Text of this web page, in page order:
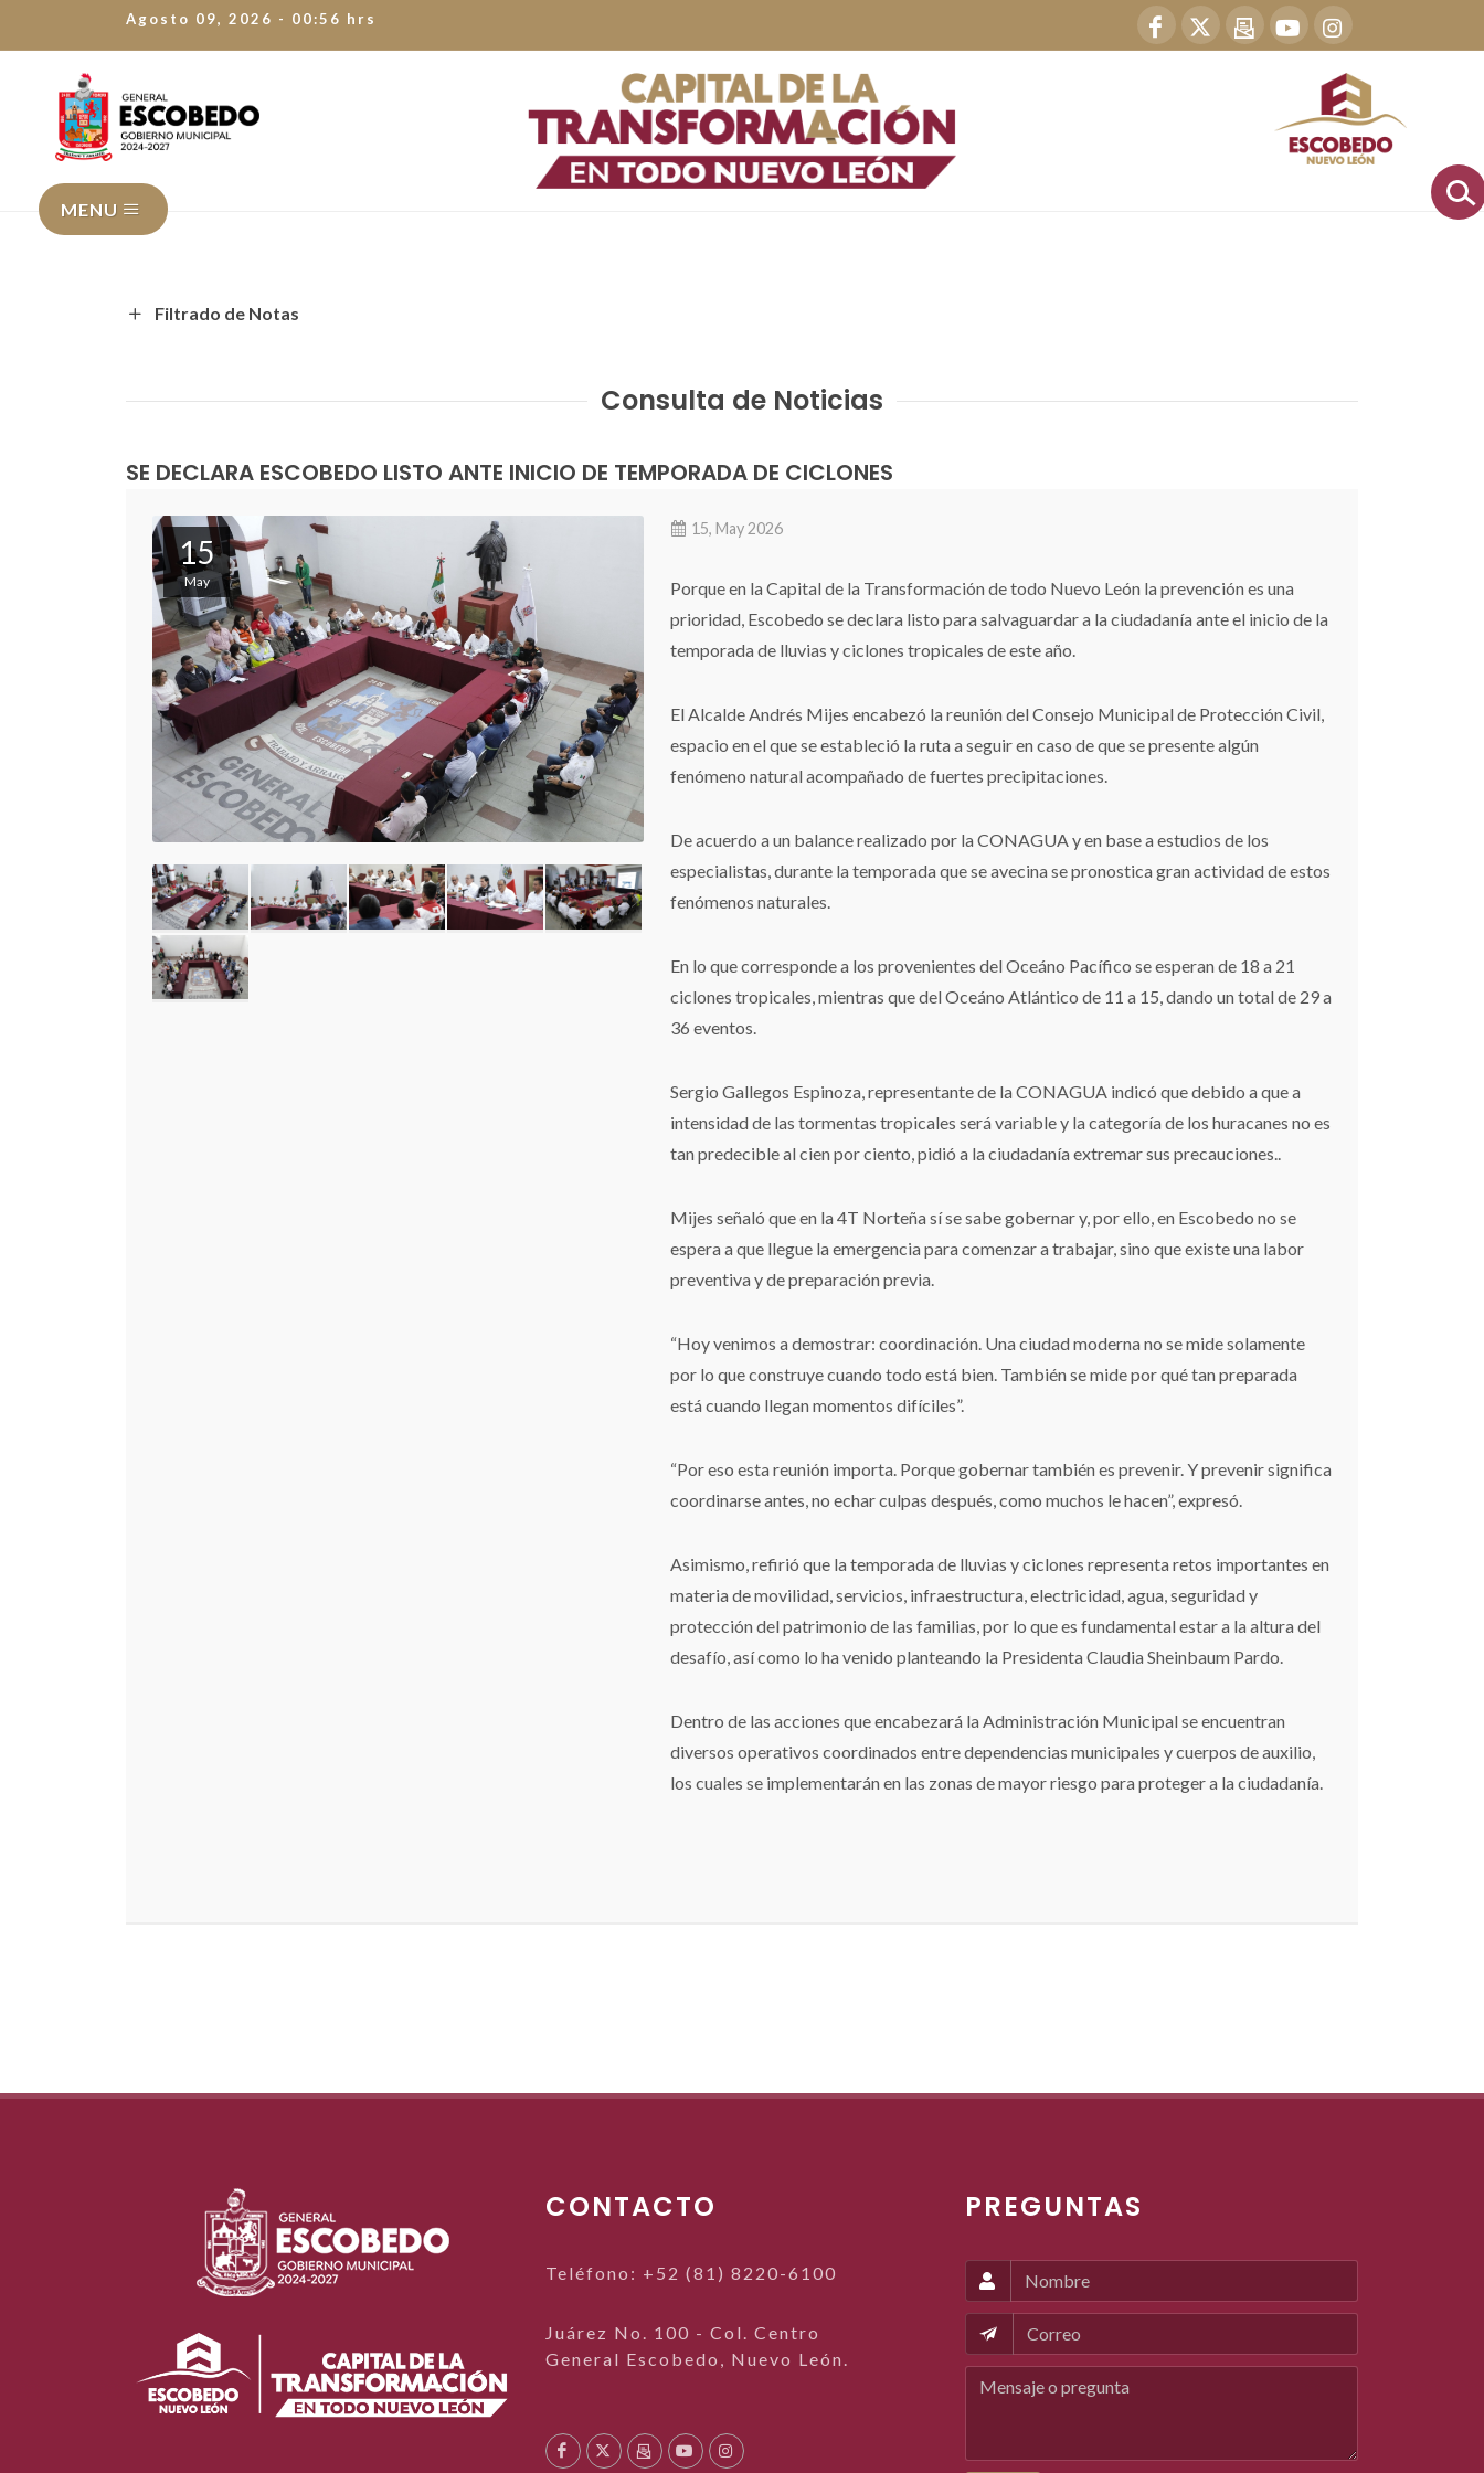
Agosto 09, 2026 - 00:56 hrs
MENU
Filtrado de Notas
Consulta de Noticias
SE DECLARA ESCOBEDO LISTO ANTE INICIO DE TEMPORADA DE CICLONES
15
May
15, May 2026
Porque en la Capital de la Transformación de todo Nuevo León la prevención es una
prioridad, Escobedo se declara listo para salvaguardar a la ciudadanía ante el inicio de la
temporada de lluvias y ciclones tropicales de este año.
El Alcalde Andrés Mijes encabezó la reunión del Consejo Municipal de Protección Civil,
espacio en el que se estableció la ruta a seguir en caso de que se presente algún
fenómeno natural acompañado de fuertes precipitaciones.
De acuerdo a un balance realizado por la CONAGUA y en base a estudios de los
especialistas, durante la temporada que se avecina se pronostica gran actividad de estos
fenómenos naturales.
En lo que corresponde a los provenientes del Oceáno Pacífico se esperan de 18 a 21
ciclones tropicales, mientras que del Oceáno Atlántico de 11 a 15, dando un total de 29 a
36 eventos.
Sergio Gallegos Espinoza, representante de la CONAGUA indicó que debido a que a
intensidad de las tormentas tropicales será variable y la categoría de los huracanes no es
tan predecible al cien por ciento, pidió a la ciudadanía extremar sus precauciones..
Mijes señaló que en la 4T Norteña sí se sabe gobernar y, por ello, en Escobedo no se
espera a que llegue la emergencia para comenzar a trabajar, sino que existe una labor
preventiva y de preparación previa.
“Hoy venimos a demostrar: coordinación. Una ciudad moderna no se mide solamente
por lo que construye cuando todo está bien. También se mide por qué tan preparada
está cuando llegan momentos difíciles”.
“Por eso esta reunión importa. Porque gobernar también es prevenir. Y prevenir significa
coordinarse antes, no echar culpas después, como muchos le hacen”, expresó.
Asimismo, refirió que la temporada de lluvias y ciclones representa retos importantes en
materia de movilidad, servicios, infraestructura, electricidad, agua, seguridad y
protección del patrimonio de las familias, por lo que es fundamental estar a la altura del
desafío, así como lo ha venido planteando la Presidenta Claudia Sheinbaum Pardo.
Dentro de las acciones que encabezará la Administración Municipal se encuentran
diversos operativos coordinados entre dependencias municipales y cuerpos de auxilio,
los cuales se implementarán en las zonas de mayor riesgo para proteger a la ciudadanía.
CONTACTO
Teléfono: +52 (81) 8220-6100
Juárez No. 100 - Col. Centro
General Escobedo, Nuevo León.
PREGUNTAS